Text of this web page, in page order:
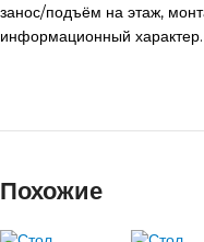
занос/подъём на этаж,
информационный характер.
Похожие